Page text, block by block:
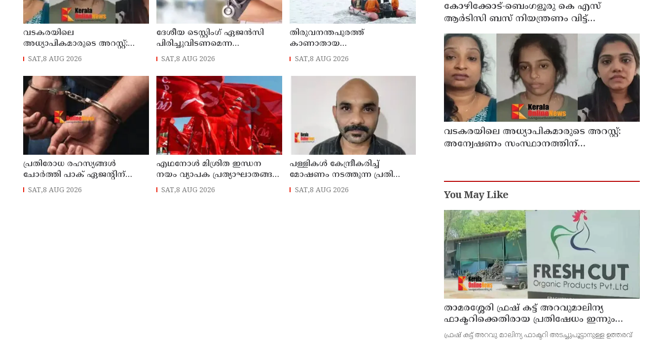
വടകരയിലെ
അധ്യാപികമാരുടെ അറസ്റ്റ്:
അന്വേഷണം സംസ്ഥാനത്തിന്
SAT,8 AUG 2026
ദേശീയ ടെസ്റ്റിംഗ് ഏജന്‍സി
പിരിച്ചുവിടണമെന്ന
ആവശ്യവുമായി കോക്രോച്ച്
SAT,8 AUG 2026
തിരുവനന്തപുരത്ത്
കാണാതായ
മത്സ്യത്തൊഴിലാളികള്‍ക്കായുള്ള
SAT,8 AUG 2026
പ്രതിരോധ രഹസ്യങ്ങള്‍
ചോര്‍ത്തി പാക് ഏജന്റിന്
നല്‍കി; വ്യോമസേനാ വിങ്
കമാന്‍ഡര്‍ അറസ്റ്റില്‍
SAT,8 AUG 2026
എഥനോള്‍ മിശ്രിത ഇന്ധന
നയം വ്യാപക പ്രത്യാഘാതങ്ങള്‍
സൃഷ്ടിക്കും:
പിന്‍വലിച്ചില്ലെങ്കില്‍ ജനകീയ
SAT,8 AUG 2026
പള്ളികള്‍ കേന്ദ്രീകരിച്ച്
മോഷണം നടത്തുന്ന പ്രതി
പിടിയില്‍
SAT,8 AUG 2026
കോഴിക്കോട്-ബെംഗളൂരു കെ എസ്
ആര്‍ടിസി ബസ് നിയന്ത്രണം വിട്ട്
തലകീഴായി മറിഞ്ഞു; ഡ്രൈവര്‍ക്കും
കണ്ടക്ടര്‍ക്കും ദാരുണാന്ത്യം
വടകരയിലെ അധ്യാപികമാരുടെ അറസ്റ്റ്:
അന്വേഷണം സംസ്ഥാനത്തിന്
You May Like
താമരശ്ശേരി ഫ്രഷ് കട്ട് അറവുമാലിന്യ
ഫാക്ടറിക്കെതിരായ പ്രതിഷേധം ഇന്നും
തുടരും
ഫ്രഷ് കട്ട് അറവു മാലിന്യ ഫാക്ടറി അടച്ചുപൂട്ടാനുള്ള ഉത്തരവ്